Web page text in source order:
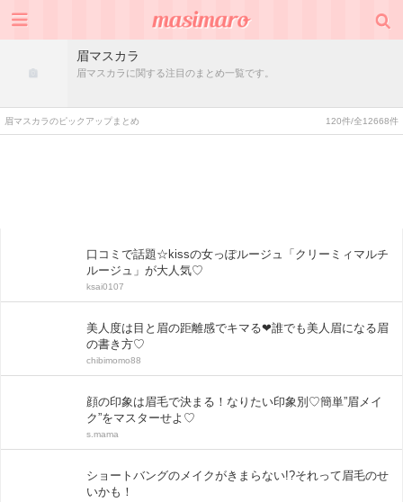
眉マスカラ
眉マスカラに関する注目のまとめ一覧です。
眉マスカラのピックアップまとめ 120件/全12668件
口コミで話題☆kissの女っぽルージュ「クリーミィマルチ
ルージュ」が大人気♡
ksai0107
美人度は目と眉の距離感でキマる❤誰でも美人眉になる眉
の書き方♡
chibimomo88
顔の印象は眉毛で決まる！なりたい印象別♡簡単”眉メイ
ク”をマスターせよ♡
s.mama
ショートバングのメイクがきまらない!?それって眉毛のせ
いかも！